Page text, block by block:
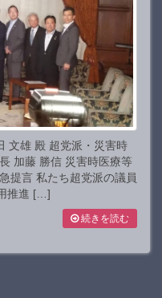
文雄 殿 超党派・災害時
加藤 勝信 災害時医療等
提言 私たち超党派の議員
推進 […]
続きを読む